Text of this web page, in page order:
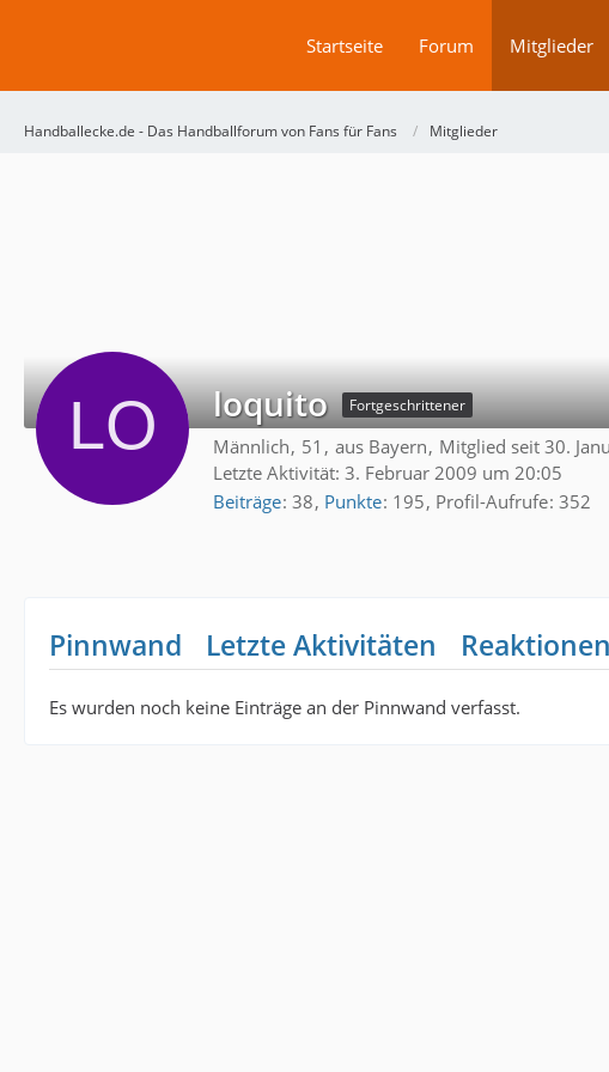
Startseite Forum Mitglieder
Handballecke.de - Das Handballforum von Fans für Fans Mitglieder
loquito Fortgeschrittener
Männlich 51 aus Bayern Mitglied seit 30.
Letzte Aktivität: 3. Februar 2009 um 20:05
Beiträge 38 Punkte 195 Profil-Aufrufe 352
Pinnwand Letzte Aktivitäten Reaktionen
Es wurden noch keine Einträge an der Pinnwand verfasst.